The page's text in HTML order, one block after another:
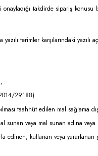
onayladığı takdirde sipariş
terimler karşılarındaki yazılı
29188)
taahhüt edilen mal sağlama
sunan veya mal sunan adına
edinen, kullanan veya